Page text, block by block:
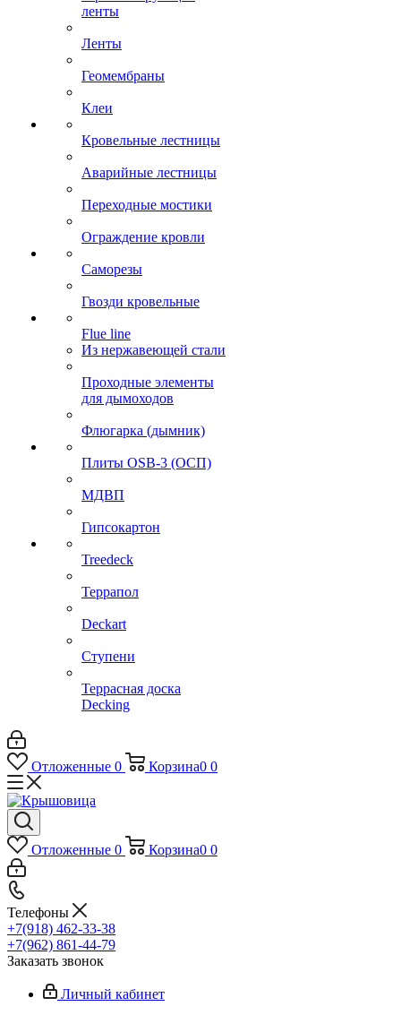
ленты
Ленты
Геомембраны
Клеи
Кровельные лестницы
Аварийные лестницы
Переходные мостики
Ограждение кровли
Саморезы
Гвозди кровельные
Flue line
Из нержавеющей стали
Проходные элементы
для дымоходов
Флюгарка (дымник)
Плиты OSB-3 (ОСП)
МДВП
Гипсокартон
Treedeck
Террапол
Deckart
Ступени
Террасная доска
Decking
Отложенные 0 Корзина0 0
Отложенные 0 Корзина0 0
Телефоны
+7(918) 462-33-38
+7(962) 861-44-79
Заказать звонок
Личный кабинет